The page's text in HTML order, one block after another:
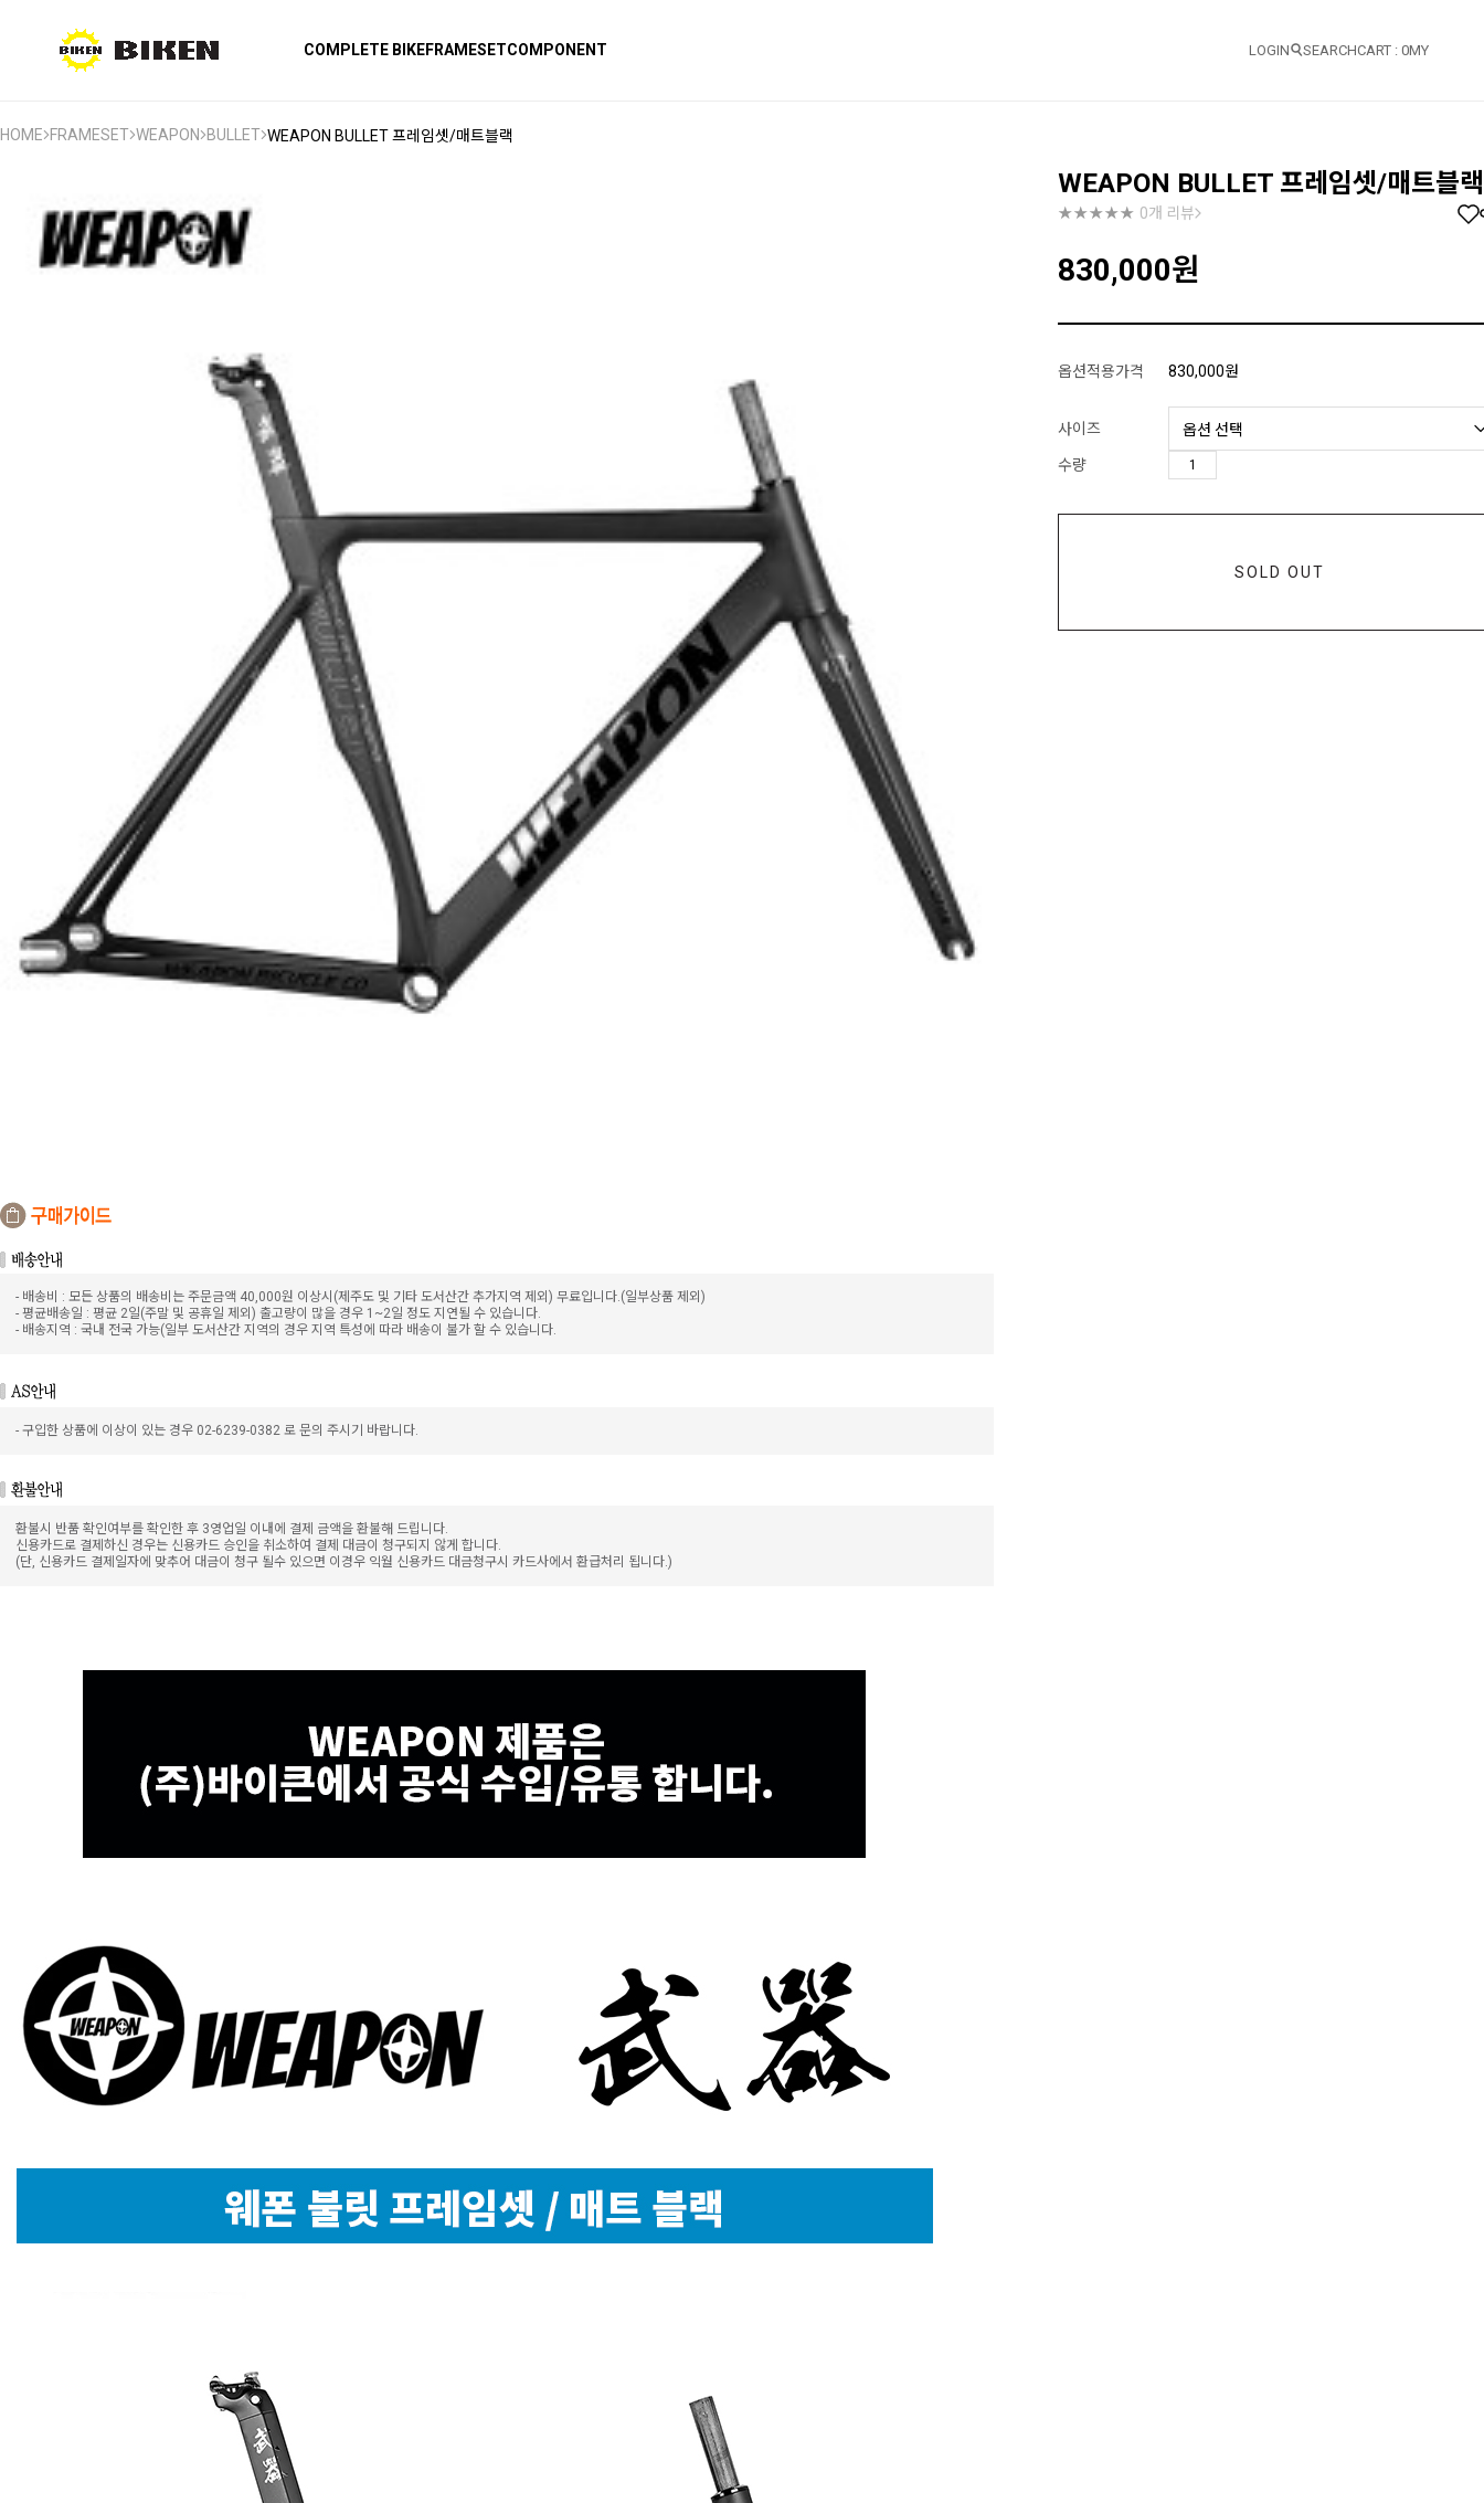
COMPLETE BIKEFRAMESETCOMPONENT LOGIN SEARCHCART : 0MY
HOME FRAMESET WEAPON BULLET WEAPON BULLET 프레임셋/매트블랙
- 배송비 : 모든 상품의 배송비는 주문금액 40,000원 이상시(제주도 및 기타 도서산간 추가지역 제외) 무료입니다.(일부상품 제외)
- 평균배송일 : 평균 2일(주말 및 공휴일 제외) 출고량이 많을 경우 1~2일 정도 지연될 수 있습니다.
- 배송지역 : 국내 전국 가능(일부 도서산간 지역의 경우 지역 특성에 따라 배송이 불가 할 수 있습니다.
- 구입한 상품에 이상이 있는 경우 02-6239-0382 로 문의 주시기 바랍니다.
환불시 반품 확인여부를 확인한 후 3영업일 이내에 결제 금액을 환불해 드립니다.
신용카드로 결제하신 경우는 신용카드 승인을 취소하여 결제 대금이 청구되지 않게 합니다.
(단, 신용카드 결제일자에 맞추어 대금이 청구 될수 있으면 이경우 익월 신용카드 대금청구시 카드사에서 환급처리 됩니다.)
WEAPON BULLET 프레임셋/매트블랙
0개 리뷰
830,000원
옵션적용가격 830,000원
사이즈
수량
SOLD OUT